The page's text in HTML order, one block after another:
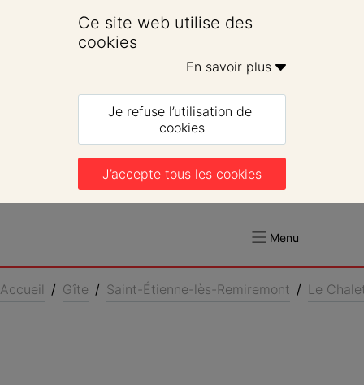
Ce site web utilise des
cookies
En savoir plus
Je refuse l’utilisation de
cookies
J’accepte tous les cookies
Menu
Accueil / Gîte / Saint-Étienne-lès-Remiremont / Le